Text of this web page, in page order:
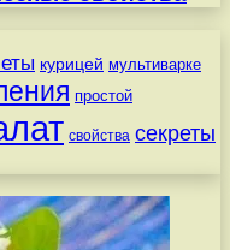
курицей мультиварке
простой
свойства секреты